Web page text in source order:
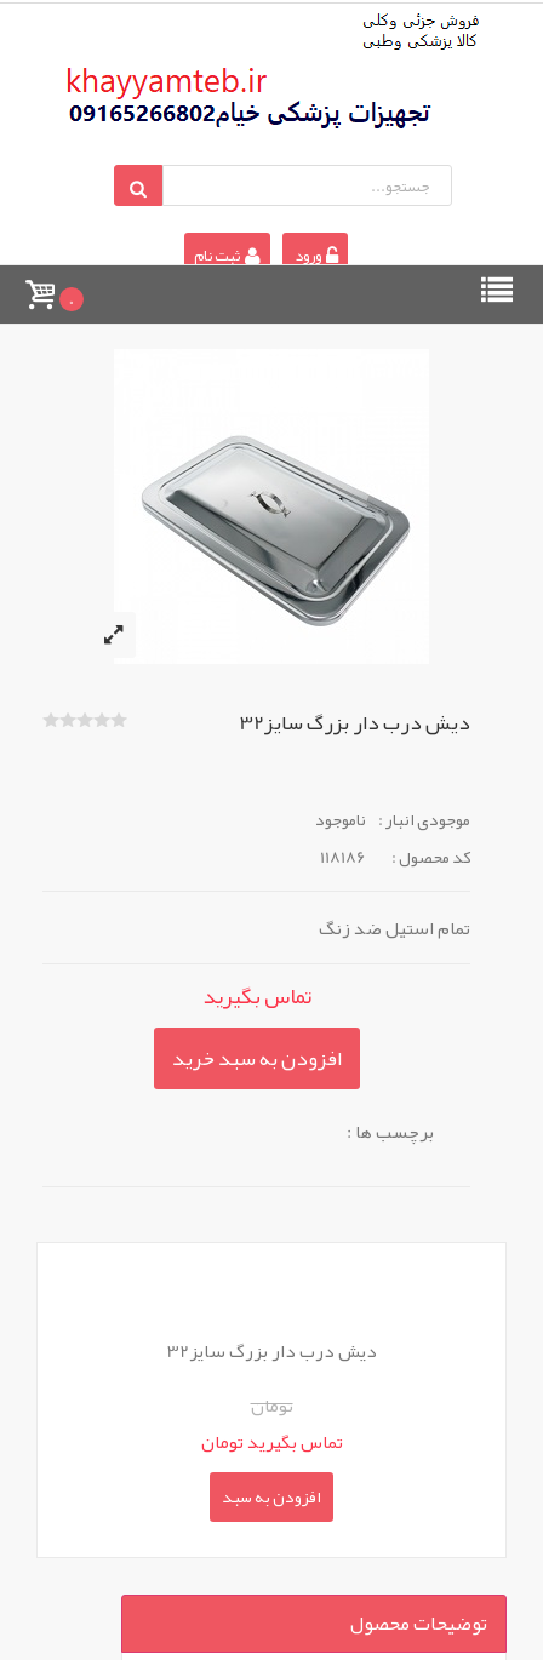
ورود ثبت نام
0
دیش درب دار بزرگ سایز32
موجودی انبار : ناموجود
کد محصول :
118186
تمام استیل ضد زنگ
تماس بگیرید
افزودن به سبد خرید
برچسب ها :
دیش درب دار بزرگ سایز32
تومان
تماس بگیرید تومان
افزودن به سبد
توضیحات محصول